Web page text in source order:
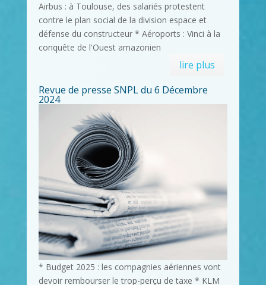
Airbus : à Toulouse, des salariés protestent
contre le plan social de la division espace et
défense du constructeur * Aéroports : Vinci à la
conquête de l'Ouest amazonien
lire plus
Revue de presse SNPL du 6 Décembre
2024
* Budget 2025 : les compagnies aériennes vont
devoir rembourser le trop-perçu de taxe * KLM